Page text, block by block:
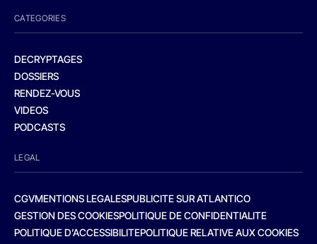
CATEGORIES
DECRYPTAGES
DOSSIERS
RENDEZ-VOUS
VIDEOS
PODCASTS
LEGAL
CGVMENTIONS LEGALESPUBLICITE SUR ATLANTICO
GESTION DES COOKIESPOLITIQUE DE CONFIDENTIALITE
POLITIQUE D’ACCESSIBILITEPOLITIQUE RELATIVE AUX COOKIES